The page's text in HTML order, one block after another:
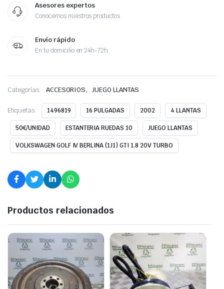
Asesores expertos
Conocemos nuestros productos
Envío rápido
En tu domicilio en 24h-72h
Categorías: ACCESORIOS, JUEGO LLANTAS
Etiquetas: 1496819 16 PULGADAS 2002 4 LLANTAS
50€/UNIDAD ESTANTERIA RUEDAS 10 JUEGO LLANTAS
VOLKSWAGEN GOLF IV BERLINA (1J1) GTI 1.8 20V TURBO
Productos relacionados